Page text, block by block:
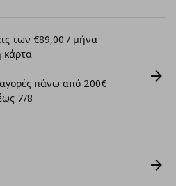
των €89,00 / μήνα
κάρτα
πάνω από 200€
7/8